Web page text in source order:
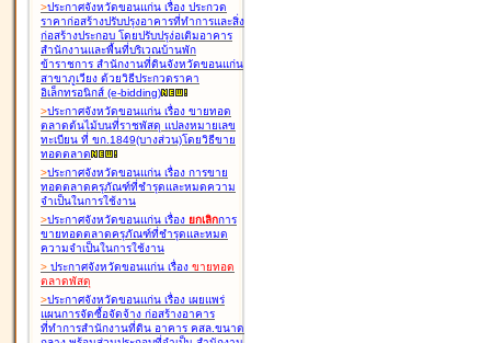
>ประกาศจังหวัดขอนแก่น เรื่อง ประกวด
ราคาก่อสร้างปรับปรุงอาคารที่ทำการและสิ่ง
ก่อสร้างประกอบ โดยปรับปรุง่อเติมอาคาร
สำนักงานและพื้นที่บริเวณบ้านพัก
ข้าราชการ สำนักงานที่ดินจังหวัดขอนแก่น
สาขาภูเวียง ด้วยวิธีประกวดราคา
อิเล็กทรอนิกส์ (e-bidding)
>ประกาศจังหวัดขอนแก่น เรื่อง ขายทอด
ตลาดต้นไม้บนที่ราชพัสดุ แปลงหมายเลข
ทะเบียน ที่ ขก.1849(บางส่วน)โดยวิธีขาย
ทอดตลาด
>ประกาศจังหวัดขอนแก่น เรื่อง การขาย
ทอดตลาดครุภัณฑ์ที่ชำรุดและหมดความ
จำเป็นในการใช้งาน
>ประกาศจังหวัดขอนแก่น เรื่อง ยกเลิกการ
ขายทอดตลาดครุภัณฑ์ที่ชำรุดและหมด
ความจำเป็นในการใช้งาน
> ประกาศจังหวัดขอนแก่น เรื่อง ขายทอด
ตลาดพัสดุ
>ประกาศจังหวัดขอนแก่น เรื่อง เผยแพร่
แผนการจัดซื้อจัดจ้าง ก่อสร้างอาคาร
ที่ทำการสำนักงานที่ดิน อาคาร คสล.ขนาด